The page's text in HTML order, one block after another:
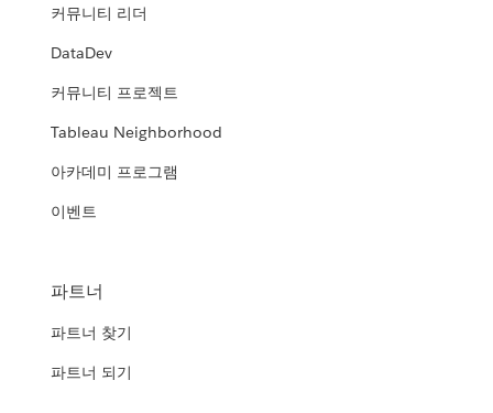
커뮤니티 리더
DataDev
커뮤니티 프로젝트
Tableau Neighborhood
아카데미 프로그램
이벤트
파트너
파트너 찾기
파트너 되기